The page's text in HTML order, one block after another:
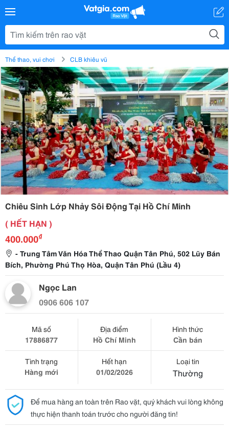
Thể thao, vui chơi CLB khiêu vũ
Chiêu Sinh Lớp Nhảy Sôi Động Tại Hồ Chí Minh
( HẾT HẠN )
400.000₫
- Trung Tâm Văn Hóa Thể Thao Quận Tân Phú, 502 Lũy Bán
Bích, Phường Phú Thọ Hòa, Quận Tân Phú (Lầu 4)
Ngọc Lan
0906 606 107
Mã số
17886877
Địa điểm
Hồ Chí Minh
Hình thức
Cần bán
Tình trạng
Hàng mới
Hết hạn
01/02/2026
Loại tin
Thường
Để mua hàng an toàn trên Rao vặt, quý khách vui lòng không
thực hiện thanh toán trước cho người đăng tin!